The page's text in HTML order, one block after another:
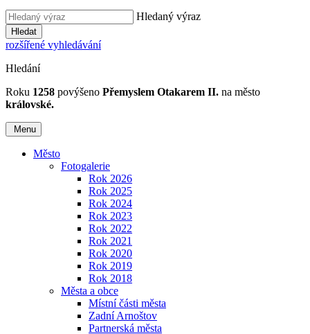
Hledaný výraz
Hledat
rozšířené vyhledávání
Hledání
Roku 1258 povýšeno Přemyslem Otakarem II. na město
královské.
Menu
Město
Fotogalerie
Rok 2026
Rok 2025
Rok 2024
Rok 2023
Rok 2022
Rok 2021
Rok 2020
Rok 2019
Rok 2018
Města a obce
Místní části města
Zadní Arnoštov
Partnerská města